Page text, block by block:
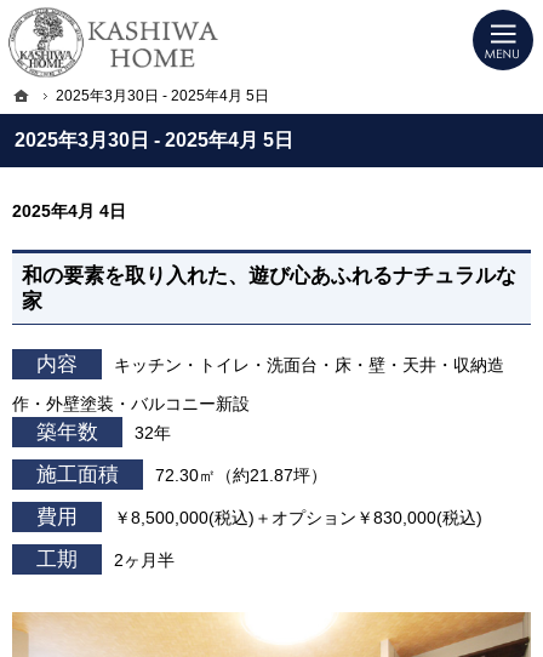
2025年3月30日 - 2025年4月 5日
プロの目線からご提案。宇都宮市・壬生町・小山市のデザイン注文住宅・高気密
KASHIWA HOME｜宇都宮市・壬生町・小山市のデザイン注文住宅・高気密高断
2025年4月 4日
和の要素を取り入れた、遊び心あふれるナチュラルな
家
内容
キッチン・トイレ・洗面台・床・壁・天井・収納造
作・外壁塗装・バルコニー新設
築年数 32年
施工面積 72.30㎡（約21.87坪）
費用 ￥8,500,000(税込)＋オプション￥830,000(税込)
工期 2ヶ月半
ホーム
2025年3月30日 - 2025年4月 5日